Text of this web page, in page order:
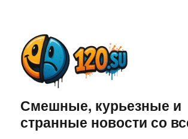
Смешные, курьезные и
странные новости со